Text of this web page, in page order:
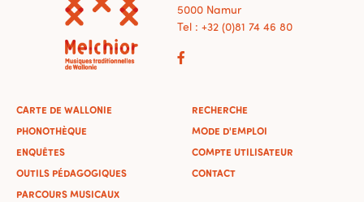
5000 Namur
Tel : +32 (0)81 74 46 80
CARTE DE WALLONIE
PHONOTHÈQUE
ENQUÊTES
OUTILS PÉDAGOGIQUES
PARCOURS MUSICAUX
RECHERCHE
MODE D'EMPLOI
COMPTE UTILISATEUR
CONTACT